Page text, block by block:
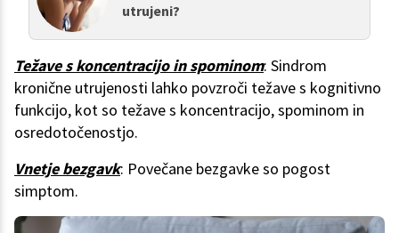
utrujeni?
Težave s koncentracijo in spominom: Sindrom
kronične utrujenosti lahko povzroči težave s kognitivno
funkcijo, kot so težave s koncentracijo, spominom in
osredotočenostjo.
Vnetje bezgavk: Povečane bezgavke so pogost
simptom.